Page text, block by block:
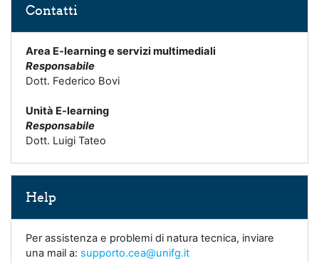
Contatti
Area E-learning e servizi multimediali
Responsabile
Dott. Federico Bovi
Unità E-learning
Responsabile
Dott. Luigi Tateo
Help
Per assistenza e problemi di natura tecnica, inviare
una mail a: supporto.cea@unifg.it